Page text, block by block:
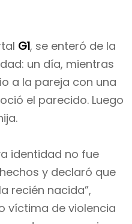
G1, se enteró de la
un día, mientras
a la pareja con una
el parecido. Luego
identidad no fue
y declaró que
recién nacida”,
víctima de violencia